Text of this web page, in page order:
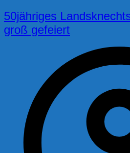
50jähriges
groß gefeiert